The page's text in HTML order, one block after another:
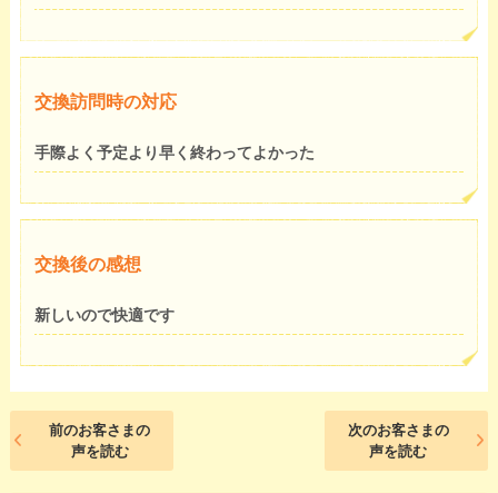
交換訪問時の対応
手際よく予定より早く終わってよかった
交換後の感想
新しいので快適です
前のお客さまの
声を読む
次のお客さまの
声を読む